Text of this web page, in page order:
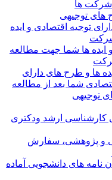
شرکت ها
های توجیهی
توجیه اقتصادی و ایده
ایده ها شما جهت مطالعه
ها و طرح های دارای
شما بعد از مطالعه
توجیهی
کارشناسی ارشد ودکتری
و پژوهشی، سفارش
نامه های دانشجویی آماده